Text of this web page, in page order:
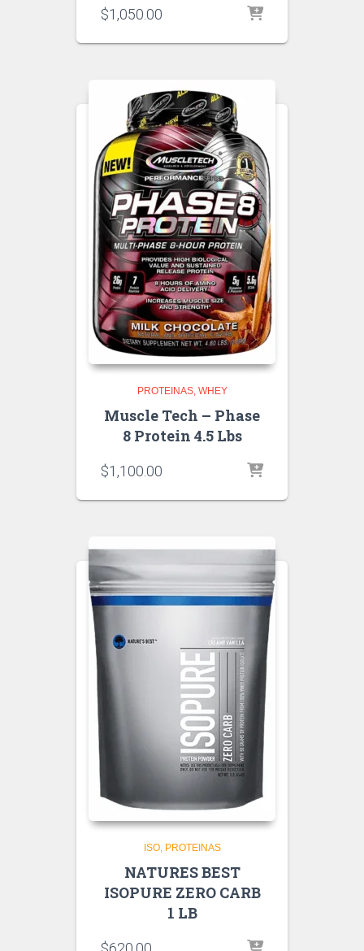
$1,050.00
PROTEINAS WHEY
Muscle Tech – Phase
8 Protein 4.5 Lbs
$1,100.00
ISO PROTEINAS
NATURES BEST
ISOPURE ZERO CARB
1 LB